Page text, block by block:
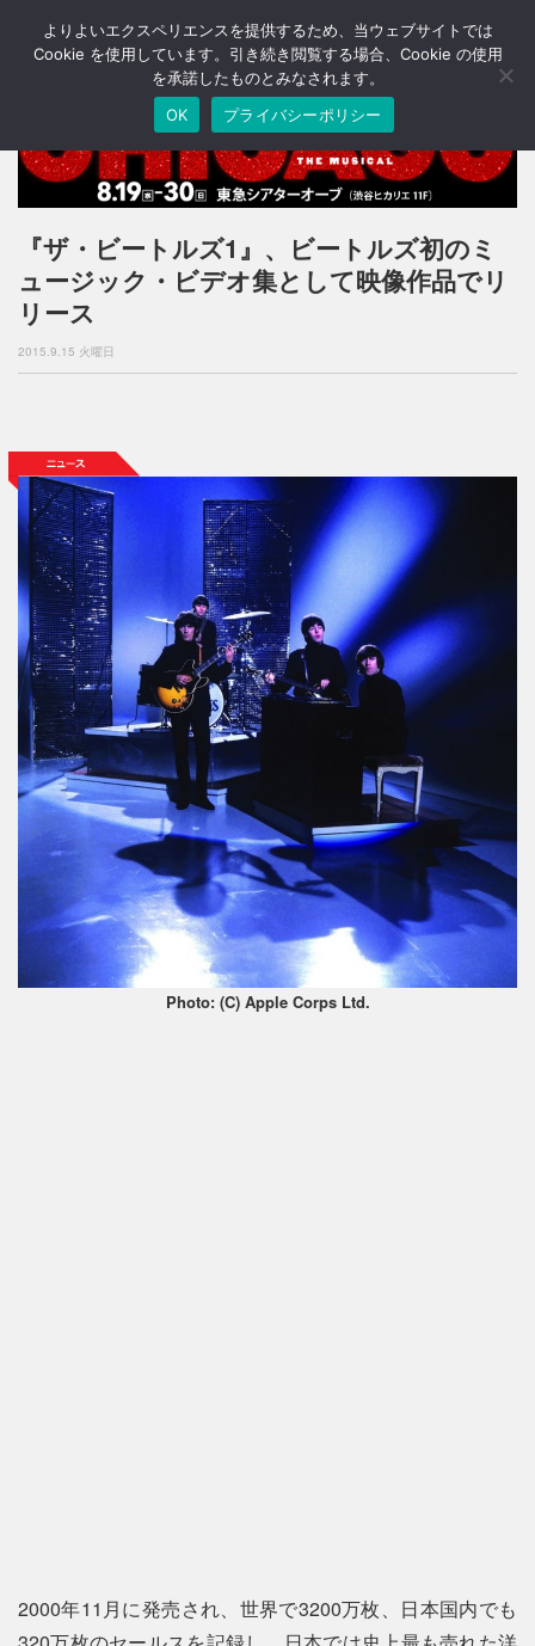
T
o
n
v
g
a
n
『ザ・ビートルズ1』、ビートルズ初のミ
ュージック・ビデオ集として映像作品でリ
リース
2015.9.15 火曜日
Photo: (C) Apple Corps Ltd.
2000年11月に発売され、世界で3200万枚、日本国内でも
よりよいエクスペリエンスを提供するため、当ウェブサイトでは
Cookie を使用しています。引き続き閲覧する場合、Cookie の使用
を承諾したものとみなされます。
OK
プライバシーポリシー